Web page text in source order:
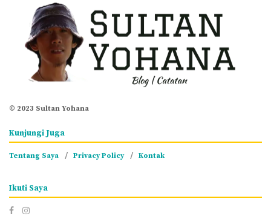
© 2023 Sultan Yohana
Kunjungi Juga
Tentang Saya Privacy Policy Kontak
Ikuti Saya